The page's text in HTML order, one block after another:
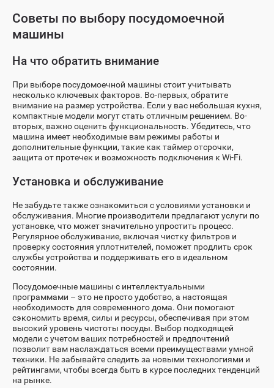
Советы по выбору посудомоечной
машины
На что обратить внимание
При выборе посудомоечной машины стоит учитывать
несколько ключевых факторов. Во-первых, обратите
внимание на размер устройства. Если у вас небольшая кухня,
компактные модели могут стать отличным решением. Во-
вторых, важно оценить функциональность. Убедитесь, что
машина имеет необходимые вам режимы работы и
дополнительные функции, такие как таймер отсрочки,
защита от протечек и возможность подключения к Wi-Fi.
Установка и обслуживание
Не забудьте также ознакомиться с условиями установки и
обслуживания. Многие производители предлагают услуги по
установке, что может значительно упростить процесс.
Регулярное обслуживание, включая чистку фильтров и
проверку состояния уплотнителей, поможет продлить срок
службы устройства и поддерживать его в идеальном
состоянии.
Посудомоечные машины с интеллектуальными
программами – это не просто удобство, а настоящая
необходимость для современного дома. Они помогают
сэкономить время, силы и ресурсы, обеспечивая при этом
высокий уровень чистоты посуды. Выбор подходящей
модели с учетом ваших потребностей и предпочтений
позволит вам наслаждаться всеми преимуществами умной
техники. Не забывайте следить за новыми технологиями и
рейтингами, чтобы всегда быть в курсе последних тенденций
на рынке.